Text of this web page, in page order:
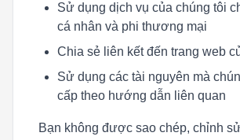
Sử dụng dịch vụ của chúng tôi
cá nhân và phi thương mại
Chia sẻ liên kết đến trang web
Sử dụng các tài nguyên mà
cấp theo hướng dẫn liên quan
Bạn không được sao chép, chỉnh